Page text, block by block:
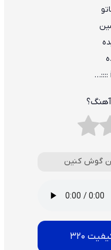
آهنگ؟
گوش کنین
320